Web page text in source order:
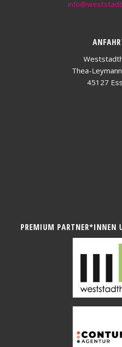
Thea-
45127
PREMIUM PARTNER*INNEN